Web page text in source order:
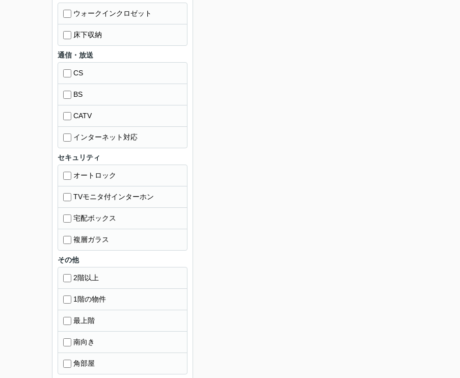
ウォークインクロゼット
床下収納
通信・放送
CS
BS
CATV
インターネット対応
セキュリティ
オートロック
TVモニタ付インターホン
宅配ボックス
複層ガラス
その他
2階以上
1階の物件
最上階
南向き
角部屋